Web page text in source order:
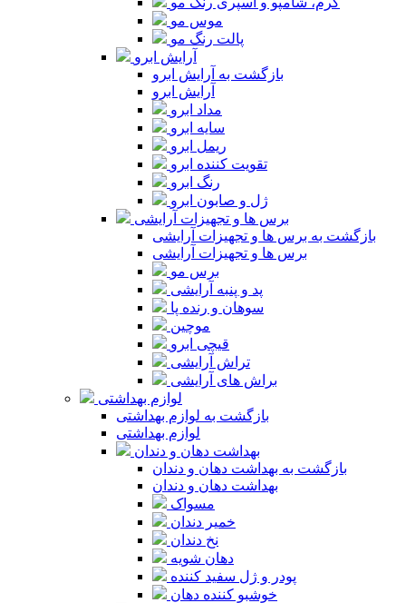
موس مو
پالت رنگ مو
آرایش ابرو
بازگشت به آرایش ابرو
آرایش ابرو
مداد ابرو
سایه ابرو
ریمل ابرو
تقویت کننده ابرو
رنگ ابرو
ژل و صابون ابرو
برس ها و تجهیزات آرایشی
بازگشت به برس ها و تجهیزات آرایشی
برس ها و تجهیزات آرایشی
برس مو
پد و پنبه آرایشی
سوهان و رنده پا
موچین
قیچی ابرو
تراش آرایشی
براش های آرایشی
لوازم بهداشتی
بازگشت به لوازم بهداشتی
لوازم بهداشتی
بهداشت دهان و دندان
بازگشت به بهداشت دهان و دندان
بهداشت دهان و دندان
مسواک
خمیر دندان
نخ دندان
دهان شویه
پودر و ژل سفید کننده
خوشبو کننده دهان